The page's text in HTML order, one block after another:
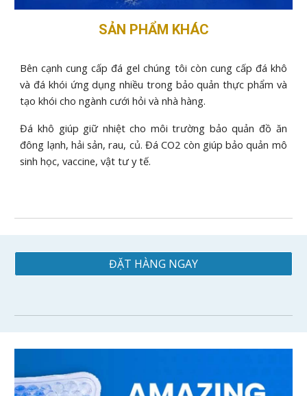
SẢN PHẨM KHÁC
Bên cạnh cung cấp đá gel chúng tôi còn cung cấp đá khô
và đá khói ứng dụng nhiều trong bảo quản thực phẩm và
tạo khói cho ngành cưới hỏi và nhà hàng.
Đá khô giúp giữ nhiệt cho môi trường bảo quản đồ ăn
đông lạnh, hải sản, rau, củ. Đá CO2 còn giúp bảo quản mô
sinh học, vaccine, vật tư y tế.
ĐẶT HÀNG NGAY